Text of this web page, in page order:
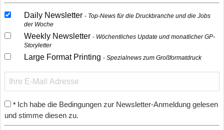
Daily Newsletter
Top-News für die Druckbranche und die Jobs
der Woche
Weekly Newsletter
Wöchentliches Update und monatlicher GP-
Storyletter
Large Format Printing Spezialnews zum Großformatdruck
* Ich habe die Bedingungen zur Newsletter-Anmeldung gelesen
und stimme diesen zu.